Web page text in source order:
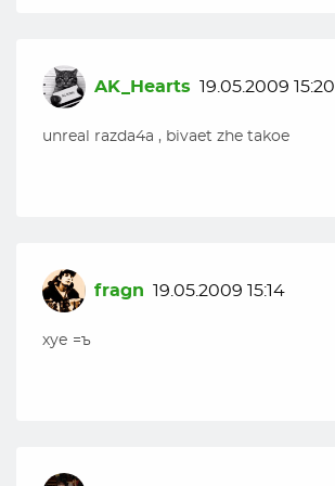
AK_Hearts 19.05.2009 15:20
unreal razda4a , bivaet zhe takoe
fragn 19.05.2009 15:14
хуе =ъ